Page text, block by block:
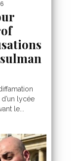
lycée
le...